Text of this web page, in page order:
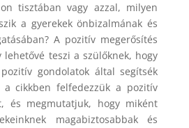
tisztában vagy azzal, milyen
a gyerekek önbizalmának és
A pozitív megerősítés
lehetővé teszi a szülőknek, hogy
gondolatok által segítsék
a cikkben felfedezzük a pozitív
és megmutatjuk, hogy miként
magabiztosabbak és